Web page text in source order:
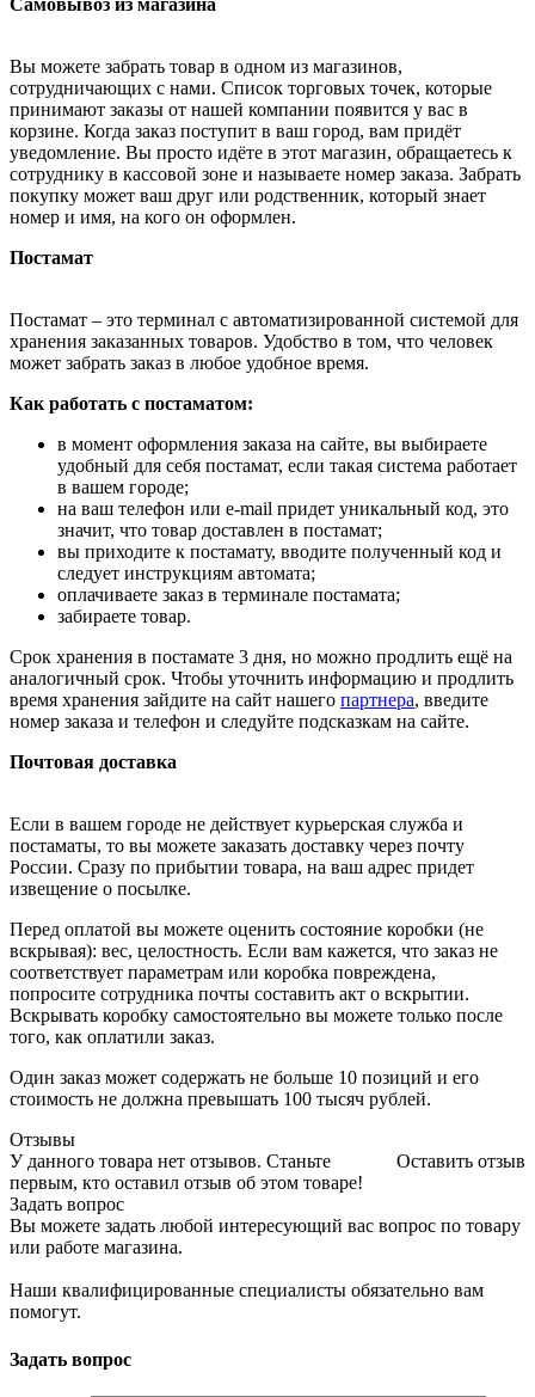
Самовывоз из магазина
Вы можете забрать товар в одном из магазинов,
сотрудничающих с нами. Список торговых точек, которые
принимают заказы от нашей компании появится у вас в
корзине. Когда заказ поступит в ваш город, вам придёт
уведомление. Вы просто идёте в этот магазин, обращаетесь к
сотруднику в кассовой зоне и называете номер заказа. Забрать
покупку может ваш друг или родственник, который знает
номер и имя, на кого он оформлен.
Постамат
Постамат – это терминал с автоматизированной системой для
хранения заказанных товаров. Удобство в том, что человек
может забрать заказ в любое удобное время.
Как работать с постаматом:
в момент оформления заказа на сайте, вы выбираете
удобный для себя постамат, если такая система работает
в вашем городе;
на ваш телефон или e-mail придет уникальный код, это
значит, что товар доставлен в постамат;
вы приходите к постамату, вводите полученный код и
следует инструкциям автомата;
оплачиваете заказ в терминале постамата;
забираете товар.
Срок хранения в постамате 3 дня, но можно продлить ещё на
аналогичный срок. Чтобы уточнить информацию и продлить
время хранения зайдите на сайт нашего партнера, введите
номер заказа и телефон и следуйте подсказкам на сайте.
Почтовая доставка
Если в вашем городе не действует курьерская служба и
постаматы, то вы можете заказать доставку через почту
России. Сразу по прибытии товара, на ваш адрес придет
извещение о посылке.
Перед оплатой вы можете оценить состояние коробки (не
вскрывая): вес, целостность. Если вам кажется, что заказ не
соответствует параметрам или коробка повреждена,
попросите сотрудника почты составить акт о вскрытии.
Вскрывать коробку самостоятельно вы можете только после
того, как оплатили заказ.
Один заказ может содержать не больше 10 позиций и его
стоимость не должна превышать 100 тысяч рублей.
Отзывы
Оставить отзыв
У данного товара нет отзывов. Станьте
первым, кто оставил отзыв об этом товаре!
Задать вопрос
Вы можете задать любой интересующий вас вопрос по товару
или работе магазина.
Наши квалифицированные специалисты обязательно вам
помогут.
Задать вопрос